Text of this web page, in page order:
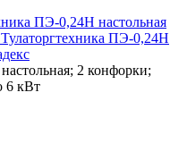
ПЭ-0,24Н настольная
настольная; 2 конфорки;
6 кВт